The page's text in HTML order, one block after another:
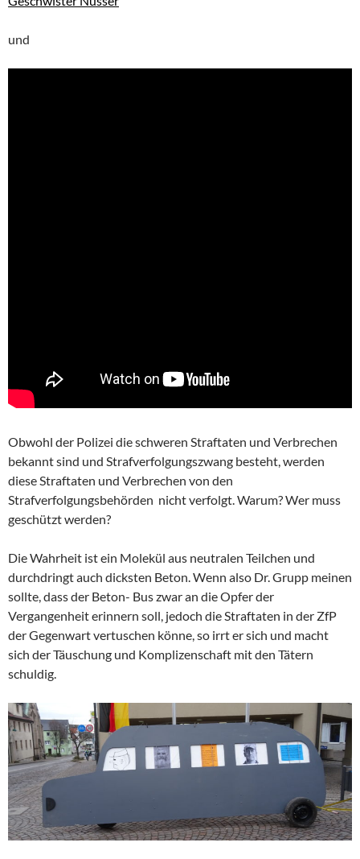
und
Obwohl der Polizei die schweren Straftaten und Verbrechen
bekannt sind und Strafverfolgungszwang besteht, werden
diese Straftaten und Verbrechen von den
Strafverfolgungsbehörden nicht verfolgt. Warum? Wer muss
geschützt werden?
Die Wahrheit ist ein Molekül aus neutralen Teilchen und
durchdringt auch dicksten Beton. Wenn also Dr. Grupp meinen
sollte, dass der Beton- Bus zwar an die Opfer der
Vergangenheit erinnern soll, jedoch die Straftaten in der ZfP
der Gegenwart vertuschen könne, so irrt er sich und macht
sich der Täuschung und Komplizenschaft mit den Tätern
schuldig.